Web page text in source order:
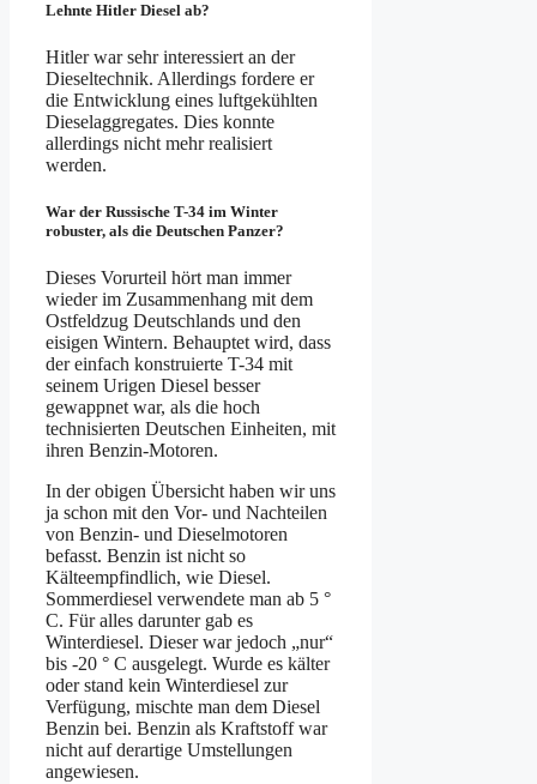
Lehnte Hitler Diesel ab?
Hitler war sehr interessiert an der
Dieseltechnik. Allerdings fordere er
die Entwicklung eines luftgekühlten
Dieselaggregates. Dies konnte
allerdings nicht mehr realisiert
werden.
War der Russische T-34 im Winter
robuster, als die Deutschen Panzer?
Dieses Vorurteil hört man immer
wieder im Zusammenhang mit dem
Ostfeldzug Deutschlands und den
eisigen Wintern. Behauptet wird, dass
der einfach konstruierte T-34 mit
seinem Urigen Diesel besser
gewappnet war, als die hoch
technisierten Deutschen Einheiten, mit
ihren Benzin-Motoren.
In der obigen Übersicht haben wir uns
ja schon mit den Vor- und Nachteilen
von Benzin- und Dieselmotoren
befasst. Benzin ist nicht so
Kälteempfindlich, wie Diesel.
Sommerdiesel verwendete man ab 5 °
C. Für alles darunter gab es
Winterdiesel. Dieser war jedoch „nur“
bis -20 ° C ausgelegt. Wurde es kälter
oder stand kein Winterdiesel zur
Verfügung, mischte man dem Diesel
Benzin bei. Benzin als Kraftstoff war
nicht auf derartige Umstellungen
angewiesen.